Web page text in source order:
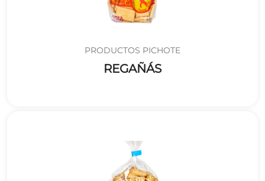
PRODUCTOS PICHOTE
REGAÑÁS